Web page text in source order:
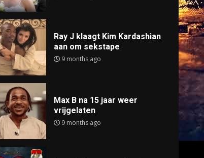
Ray J klaagt Kim Kardashian
aan om sekstape
9 months ago
Max B na 15 jaar weer
vrijgelaten
9 months ago